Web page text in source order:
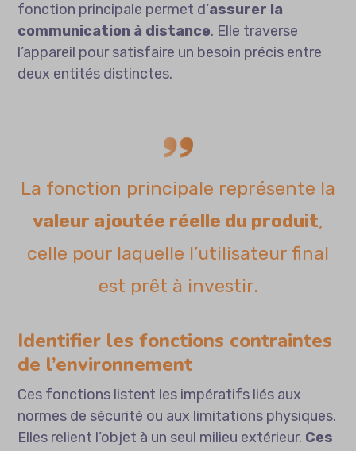
fonction principale permet d’assurer la
communication à distance. Elle traverse
l’appareil pour satisfaire un besoin précis entre
deux entités distinctes.
La fonction principale représente la
valeur ajoutée réelle du produit,
celle pour laquelle l’utilisateur final
est prêt à investir.
Identifier les fonctions contraintes
de l’environnement
Ces fonctions listent les impératifs liés aux
normes de sécurité ou aux limitations physiques.
Elles relient l’objet à un seul milieu extérieur. Ces